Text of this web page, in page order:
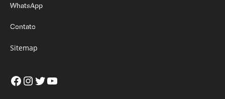
WhatsApp
Contato
Sitemap
Facebook
Instagram
Twitter
Youtube